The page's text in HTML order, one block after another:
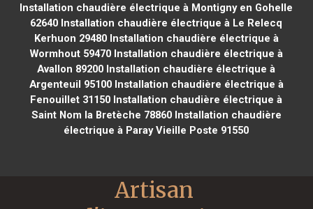
Installation chaudière électrique à Montigny en Gohelle
62640 Installation chaudière électrique à Le Relecq
Kerhuon 29480Installation chaudière électrique à
Wormhout 59470Installation chaudière électrique à
Avallon 89200 Installation chaudière électrique à
Argenteuil 95100Installation chaudière électrique à
Fenouillet 31150 Installation chaudière électrique à
Saint Nom la Bretèche 78860Installation chaudière
électrique à Paray Vieille Poste 91550
Artisan